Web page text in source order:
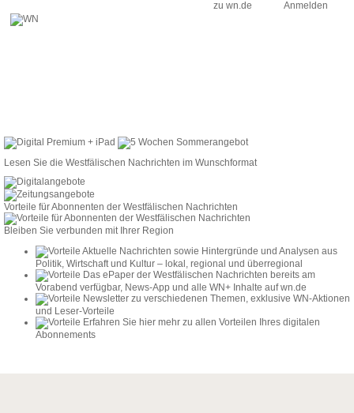
zu wn.de Anmelden
Lesen Sie die Westfälischen Nachrichten im Wunschformat
Vorteile für Abonnenten der Westfälischen Nachrichten
Bleiben Sie verbunden mit Ihrer Region
Aktuelle Nachrichten sowie Hintergründe und Analysen aus
Politik, Wirtschaft und Kultur – lokal, regional und überregional
Das ePaper der Westfälischen Nachrichten bereits am
Vorabend verfügbar, News-App und alle WN+ Inhalte auf wn.de
Newsletter zu verschiedenen Themen, exklusive WN-Aktionen
und Leser-Vorteile
Erfahren Sie hier mehr zu allen Vorteilen Ihres digitalen
Abonnements